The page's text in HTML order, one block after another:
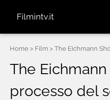
Filmintv.it
Home > Film > The Eichmann
The
processo del